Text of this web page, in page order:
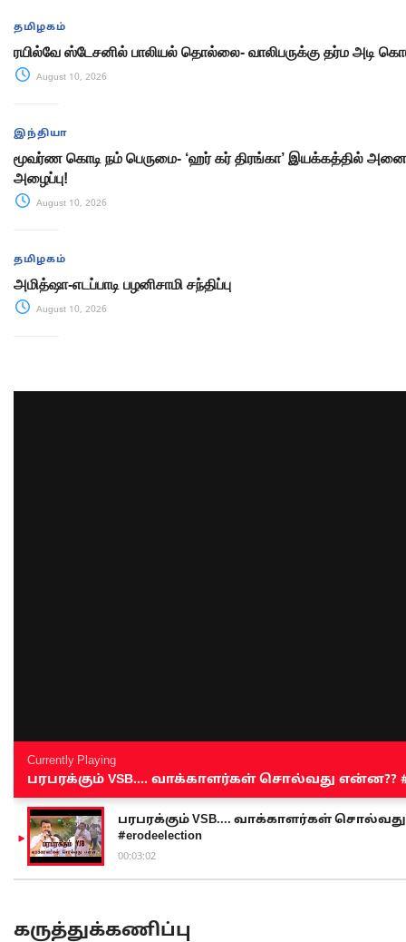
தமிழகம்
ரயில்வே ஸ்டேசனில் பாலியல் தொல்லை- வாலிபருக்கு தர்ம அடி
August 10, 2026
இந்தியா
மூவர்ண கொடி நம் பெருமை- ‘ஹர் கர் திரங்கா’ இயக்கத்தில்
அழைப்பு!
August 10, 2026
தமிழகம்
அமித்ஷா-எடப்பாடி பழனிசாமி சந்திப்பு
August 10, 2026
Currently Playing
பரபரக்கும் VSB.... வாக்காளர்கள் சொல்வது என்ன??
பரபரக்கும் VSB.... வாக்காளர்கள் சொல்வது
#erodeelection
00:03:02
கருத்துக்கணிப்பு